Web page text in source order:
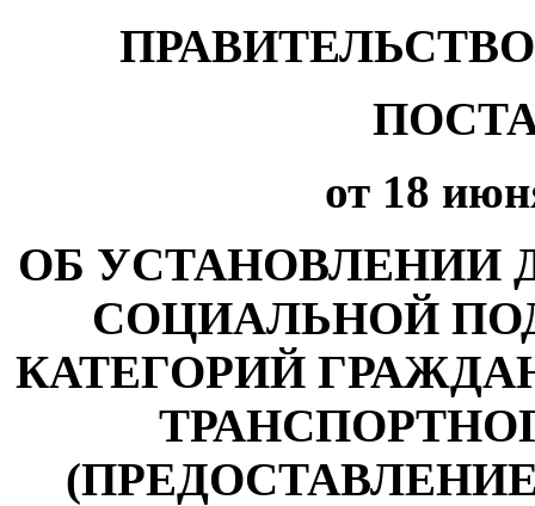
от 18
ОБ УСТАНОВЛЕНИИ
СОЦИАЛЬНОЙ
КАТЕГОРИЙ